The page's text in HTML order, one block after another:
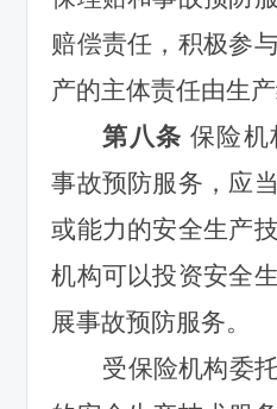
赔偿责任，积极参
产的主体责任由生
第八条 保险机
事故预防服务，应
或能力的安全生产
机构可以投资安全
展事故预防服务。
受保险机构委